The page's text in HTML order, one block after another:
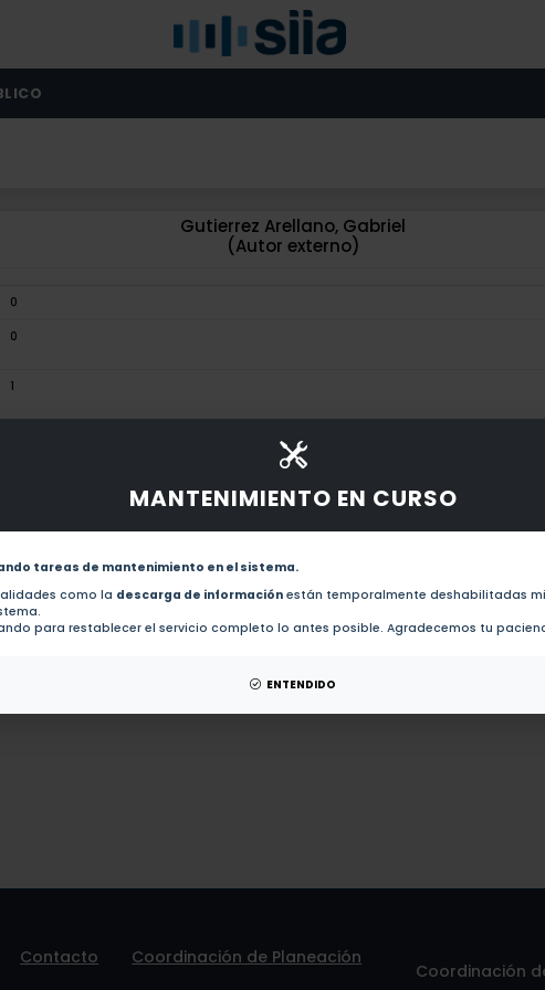
MANTENIMIENTO EN CURSO
tareas de mantenimiento en el sistema.
como la descarga de información están temporalmente deshabilitadas
para restablecer el servicio completo lo antes posible. Agradecemos tu
ENTENDIDO
Gutierrez Arellano, Gabriel
(Autor externo)
0
0
1
No hay obras de este autor.
1.- Calculo de evaporacion flash para la desalcoholizacion de vinos asistidos por
Contacto Coordinación de Planeación
Coordinación